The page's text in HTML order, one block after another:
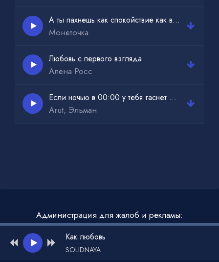
А ты пахнешь как спокойствие как в голове тишина
Монеточка
Любовь с первого взгляда
Алёна Росс
Если ночью в 00:00 у тебя гаснет свет
Arut, Эльман
Администрация для жалоб и рекламы:
admin@muzdark.net
Как любовь
SOLIDNAYA